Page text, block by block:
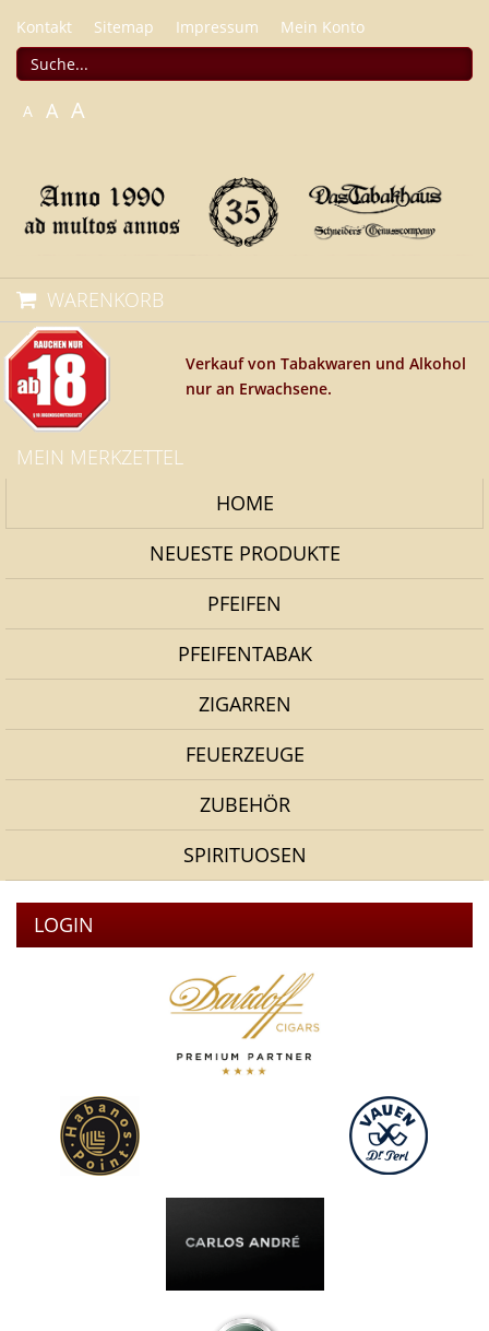
Kontakt Sitemap Impressum Mein Konto
A A A
WARENKORB
Verkauf von Tabakwaren und Alkohol
nur an Erwachsene.
MEIN MERKZETTEL
HOME
NEUESTE PRODUKTE
PFEIFEN
PFEIFENTABAK
ZIGARREN
FEUERZEUGE
ZUBEHÖR
SPIRITUOSEN
LOGIN